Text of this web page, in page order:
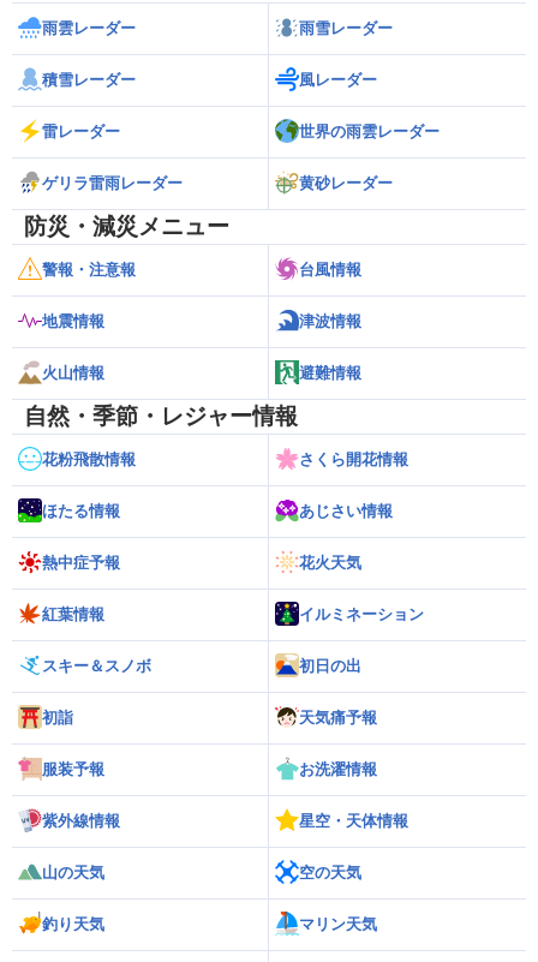
雨雲レーダー 雨雪レーダー
積雪レーダー 風レーダー
雷レーダー 世界の雨雲レーダー
ゲリラ雷雨レーダー 黄砂レーダー
防災・減災メニュー
警報・注意報 台風情報
地震情報 津波情報
火山情報 避難情報
自然・季節・レジャー情報
花粉飛散情報 さくら開花情報
ほたる情報 あじさい情報
熱中症予報 花火天気
紅葉情報 イルミネーション
スキー＆スノボ 初日の出
初詣 天気痛予報
服装予報 お洗濯情報
紫外線情報 星空・天体情報
山の天気 空の天気
釣り天気 マリン天気